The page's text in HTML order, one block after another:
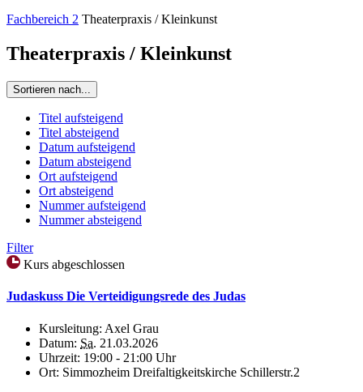
Fachbereich 2 Theaterpraxis / Kleinkunst
Theaterpraxis / Kleinkunst
Sortieren nach...
Titel aufsteigend
Titel absteigend
Datum aufsteigend
Datum absteigend
Ort aufsteigend
Ort absteigend
Nummer aufsteigend
Nummer absteigend
Filter
Kurs abgeschlossen
Judaskuss Die Verteidigungsrede des Judas
Kursleitung: Axel Grau
Datum: Sa. 21.03.2026
Uhrzeit: 19:00 - 21:00 Uhr
Ort: Simmozheim Dreifaltigkeitskirche Schillerstr.2